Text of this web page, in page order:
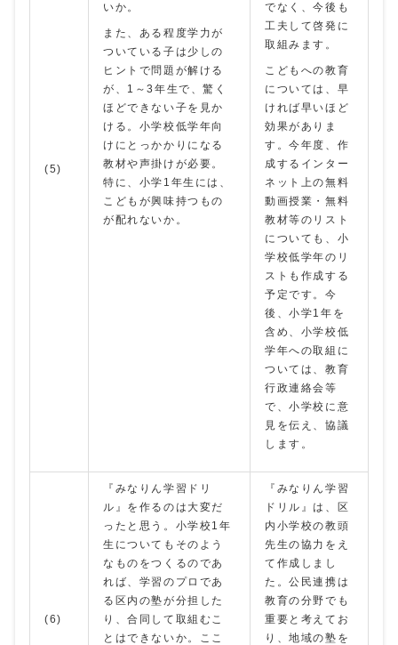
(5)
いか。
また、ある程度学力が
ついている子は少しの
ヒントで問題が解ける
が、1～3年生で、驚く
ほどできない子を見か
ける。小学校低学年向
けにとっかかりになる
教材や声掛けが必要。
特に、小学1年生には、
こどもが興味持つもの
が配れないか。
でなく、今後も
工夫して啓発に
取組みます。
こどもへの教育
については、早
ければ早いほど
効果がありま
す。今年度、作
成するインター
ネット上の無料
動画授業・無料
教材等のリスト
についても、小
学校低学年のリ
ストも作成する
予定です。今
後、小学1年を
含め、小学校低
学年への取組に
ついては、教育
行政連絡会等
で、小学校に意
見を伝え、協議
します。
(6)
『みなりん学習ドリ
ル』を作るのは大変だ
ったと思う。小学校1年
生についてもそのよう
なものをつくるのであ
れば、学習のプロであ
る区内の塾が分担した
り、合同して取組むこ
とはできないか。ここ
『みなりん学習
ドリル』は、区
内小学校の教頭
先生の協力をえ
て作成しまし
た。公民連携は
教育の分野でも
重要と考えてお
り、地域の塾を